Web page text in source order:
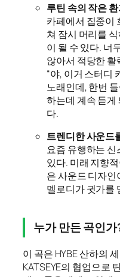
루틴 속의 작은
카페에서 집중이
쳐 잠시 머리를
이 될 수 있다. 너
않아서 적당한 활
“야, 이거 스터디
노래인데, 한번
하는데 계속 듣게
다.
트렌디한 사운드
요즘 유행하는
있다. 미래 지향
은 사운드 디자인
멜로디가 귓가를
누가 만든 곡인
이 곡은 HYBE 산하의
KATSEYE의 협업으로